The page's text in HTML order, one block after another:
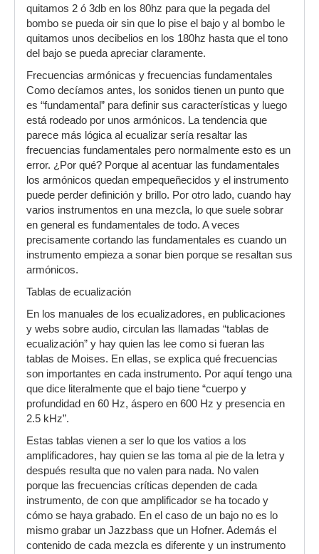
quitamos 2 ó 3db en los 80hz para que la pegada del
bombo se pueda oir sin que lo pise el bajo y al bombo le
quitamos unos decibelios en los 180hz hasta que el tono
del bajo se pueda apreciar claramente.
Frecuencias armónicas y frecuencias fundamentales
Como decíamos antes, los sonidos tienen un punto que
es “fundamental” para definir sus características y luego
está rodeado por unos armónicos. La tendencia que
parece más lógica al ecualizar sería resaltar las
frecuencias fundamentales pero normalmente esto es un
error. ¿Por qué? Porque al acentuar las fundamentales
los armónicos quedan empequeñecidos y el instrumento
puede perder definición y brillo. Por otro lado, cuando hay
varios instrumentos en una mezcla, lo que suele sobrar
en general es fundamentales de todo. A veces
precisamente cortando las fundamentales es cuando un
instrumento empieza a sonar bien porque se resaltan sus
armónicos.
Tablas de ecualización
En los manuales de los ecualizadores, en publicaciones
y webs sobre audio, circulan las llamadas “tablas de
ecualización” y hay quien las lee como si fueran las
tablas de Moises. En ellas, se explica qué frecuencias
son importantes en cada instrumento. Por aquí tengo una
que dice literalmente que el bajo tiene “cuerpo y
profundidad en 60 Hz, áspero en 600 Hz y presencia en
2.5 kHz”.
Estas tablas vienen a ser lo que los vatios a los
amplificadores, hay quien se las toma al pie de la letra y
después resulta que no valen para nada. No valen
porque las frecuencias críticas dependen de cada
instrumento, de con que amplificador se ha tocado y
cómo se haya grabado. En el caso de un bajo no es lo
mismo grabar un Jazzbass que un Hofner. Además el
contenido de cada mezcla es diferente y un instrumento